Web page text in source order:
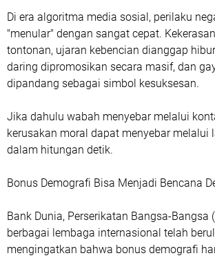
Di era algoritma media sosial, perilaku
"menular" dengan sangat cepat.
tontonan, ujaran kebencian dianggap
daring dipromosikan secara masif, dan
dipandang sebagai simbol kesuksesan.
Jika dahulu wabah menyebar melalui
kerusakan moral dapat menyebar melalui
dalam hitungan detik.
Bonus Demografi Bisa Menjadi Bencana
Bank Dunia, Perserikatan Bangsa-Bangsa
berbagai lembaga internasional telah
mengingatkan bahwa bonus demografi